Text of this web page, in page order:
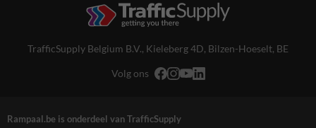
TrafficSupply Belgium B.V., Kieleberg 4D, Bilzen-Hoeselt, BE
Volg ons
Rampaal.be is onderdeel van TrafficSupply